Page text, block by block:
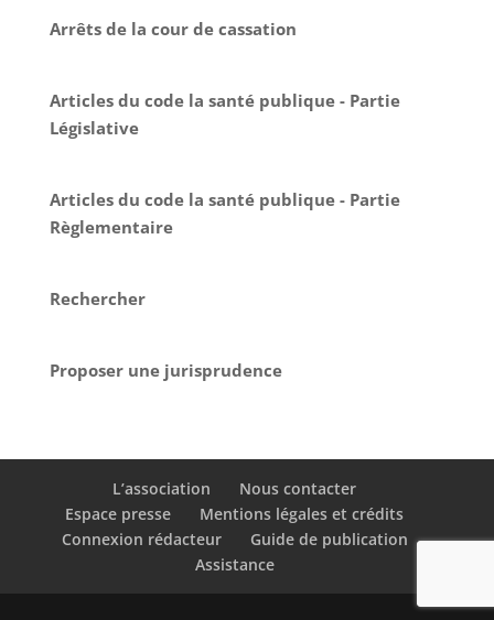
Arrêts de la cour de cassation
Articles du code la santé publique - Partie
Législative
Articles du code la santé publique - Partie
Règlementaire
Rechercher
Proposer une jurisprudence
L’association
Nous contacter
Espace presse
Mentions légales et crédits
Connexion rédacteur
Guide de publication
Assistance